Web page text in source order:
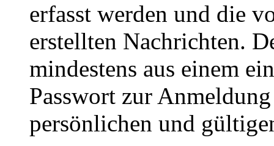
erfasst werden und die
erstellten Nachrichten.
mindestens aus einem
Passwort zur
persönlichen und